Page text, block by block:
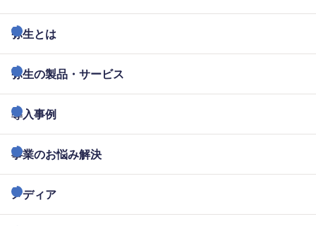
弥生とは
弥生の製品・サービス
導入事例
事業のお悩み解決
メディア